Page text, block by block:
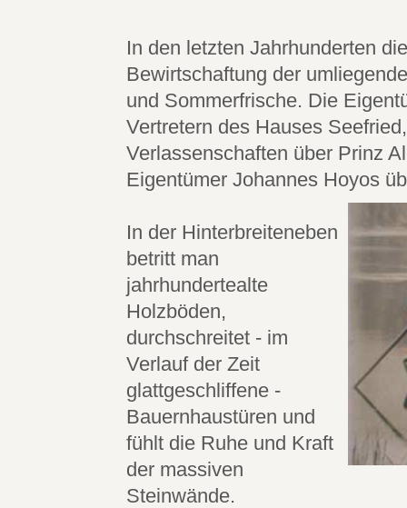
In den letzten Jahrhunderten
Bewirtschaftung der
und Sommerfrische. Die
Vertretern des Hauses
Verlassenschaften über Prinz
Eigentümer Johannes Hoyos
In der Hinterbreiteneben
betritt man
jahrhundertealte
Holzböden,
durchschreitet - im
Verlauf der Zeit
glattgeschliffene -
Bauernhaustüren und
fühlt die Ruhe und Kraft
der massiven
Steinwände.